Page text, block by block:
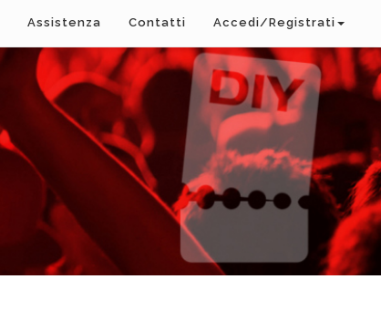
Assistenza Contatti Accedi/Registrati